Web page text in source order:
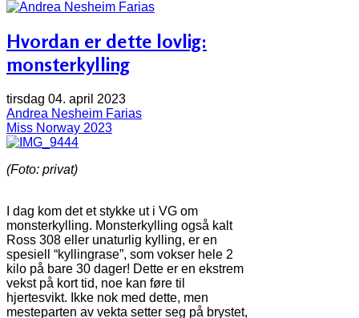
Hvordan er dette lovlig:
monsterkylling
tirsdag 04. april 2023
Andrea Nesheim Farias
Miss Norway 2023
(Foto: privat)
I dag kom det et stykke ut i VG om
monsterkylling. Monsterkylling også kalt
Ross 308 eller unaturlig kylling, er en
spesiell “kyllingrase”, som vokser hele 2
kilo på bare 30 dager! Dette er en ekstrem
vekst på kort tid, noe kan føre til
hjertesvikt. Ikke nok med dette, men
mesteparten av vekta setter seg på brystet,